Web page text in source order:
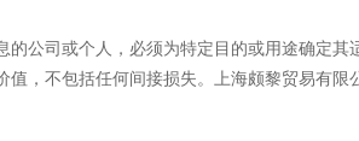
公司或个人，必须为特定目的或用途确定其
，不包括任何间接损失。上海颇黎贸易有限